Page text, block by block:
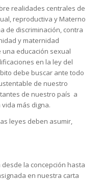
realidades centrales de
reproductiva y Materno
de discriminación, contra
y maternidad
educación sexual
en la ley del
debe buscar ante todo
de nuestro
de nuestro país a
más digna.
leyes deben asumir,
la concepción hasta
en nuestra carta